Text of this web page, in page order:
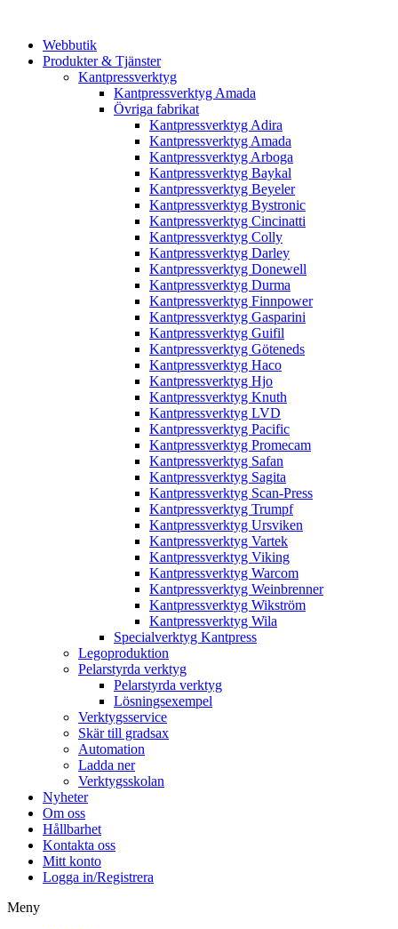
Webbutik
Produkter & Tjänster
Kantpressverktyg
Kantpressverktyg Amada
Övriga fabrikat
Kantpressverktyg Adira
Kantpressverktyg Amada
Kantpressverktyg Arboga
Kantpressverktyg Baykal
Kantpressverktyg Beyeler
Kantpressverktyg Bystronic
Kantpressverktyg Cincinatti
Kantpressverktyg Colly
Kantpressverktyg Darley
Kantpressverktyg Donewell
Kantpressverktyg Durma
Kantpressverktyg Finnpower
Kantpressverktyg Gasparini
Kantpressverktyg Guifil
Kantpressverktyg Göteneds
Kantpressverktyg Haco
Kantpressverktyg Hjo
Kantpressverktyg Knuth
Kantpressverktyg LVD
Kantpressverktyg Pacific
Kantpressverktyg Promecam
Kantpressverktyg Safan
Kantpressverktyg Sagita
Kantpressverktyg Scan-Press
Kantpressverktyg Trumpf
Kantpressverktyg Ursviken
Kantpressverktyg Vartek
Kantpressverktyg Viking
Kantpressverktyg Warcom
Kantpressverktyg Weinbrenner
Kantpressverktyg Wikström
Kantpressverktyg Wila
Specialverktyg Kantpress
Legoproduktion
Pelarstyrda verktyg
Pelarstyrda verktyg
Lösningsexempel
Verktygsservice
Skär till gradsax
Automation
Ladda ner
Verktygsskolan
Nyheter
Om oss
Hållbarhet
Kontakta oss
Mitt konto
Logga in/Registrera
Meny